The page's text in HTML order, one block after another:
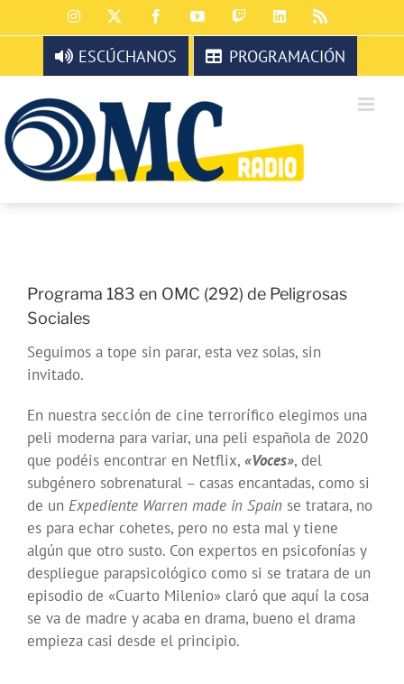
al
contenido
Instagram FacebookYouTubeTwitchLinkedIn
ESCÚCHANOS PROGRAMACIÓN
Programa 183 en OMC (292) de Peligrosas
Sociales
Seguimos a tope sin parar, esta vez solas, sin
invitado.
En nuestra sección de cine terrorífico elegimos una
peli moderna para variar, una peli española de 2020
que podéis encontrar en Netflix, «Voces», del
subgénero sobrenatural – casas encantadas, como si
de un Expediente Warren made in Spain se tratara, no
es para echar cohetes, pero no esta mal y tiene
algún que otro susto. Con expertos en psicofonías y
despliegue parapsicológico como si se tratara de un
episodio de «Cuarto Milenio» claró que aquí la cosa
se va de madre y acaba en drama, bueno el drama
empieza casi desde el principio.